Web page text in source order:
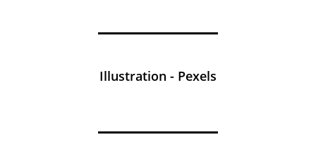
Illustration - Pexels